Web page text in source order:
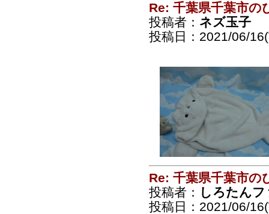
Re: 千葉県千葉市の
投稿者： ネズ玉子
投稿日：2021/06/
Re: 千葉県千葉市の
投稿者： しろたん
投稿日：2021/06/